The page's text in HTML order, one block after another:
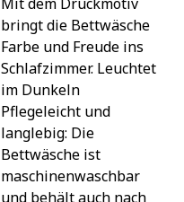
bringt die Bettwäsche
Farbe und Freude ins
Schlafzimmer. Leuchtet
im Dunkeln
Pflegeleicht und
langlebig: Die
Bettwäsche ist
maschinenwaschbar
und behält auch nach